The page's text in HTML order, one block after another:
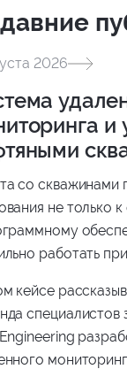
2026
и
со скважинами
не только
работать
и помогать
на основе
кейсе
специалистов